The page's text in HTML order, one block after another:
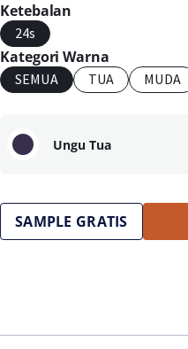
Ketebalan
24s
Kategori Warna
SEMUA TUA MUDA
Ungu Tua
SAMPLE GRATIS